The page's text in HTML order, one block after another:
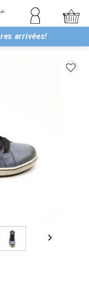
arrivées!
favorite_border
